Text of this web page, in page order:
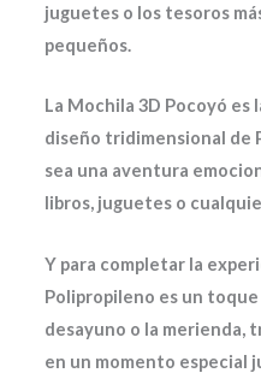
juguetes o los tesoros
pequeños.
La Mochila 3D Pocoyó es
diseño tridimensional de
sea una aventura
libros, juguetes o
Y para completar la
Polipropileno es un
desayuno o la merienda,
en un momento especial